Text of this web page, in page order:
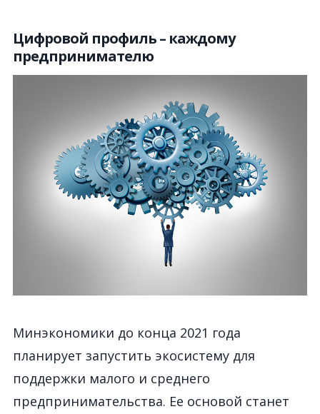
Цифровой профиль – каждому
предпринимателю
Минэкономики до конца 2021 года
планирует запустить экосистему для
поддержки малого и среднего
предпринимательства. Ее основой станет